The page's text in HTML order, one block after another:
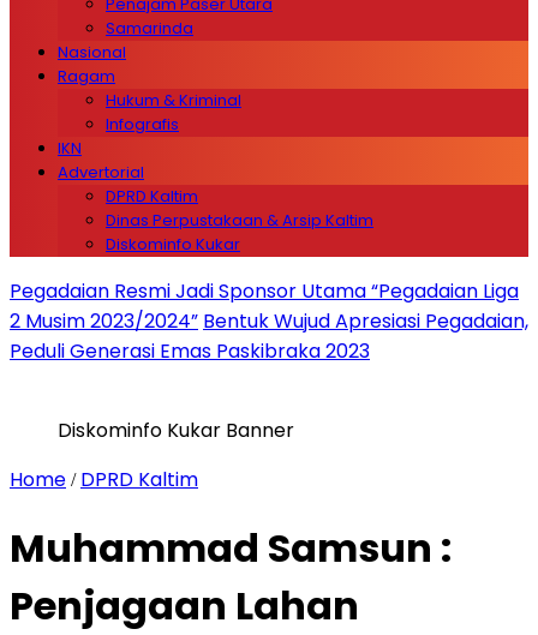
Samarinda
Nasional
Ragam
Hukum & Kriminal
Infografis
IKN
Advertorial
DPRD Kaltim
Dinas Perpustakaan & Arsip Kaltim
Diskominfo Kukar
Pegadaian Resmi Jadi Sponsor Utama “Pegadaian Liga
2 Musim 2023/2024” Bentuk Wujud Apresiasi Pegadaian,
Peduli Generasi Emas Paskibraka 2023
Diskominfo Kukar Banner
Home / DPRD Kaltim
Muhammad Samsun :
Penjagaan Lahan